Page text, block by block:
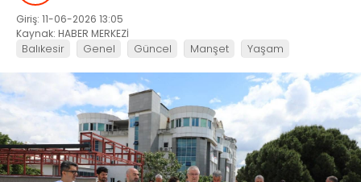
Giriş: 11-06-2026 13:05
Kaynak: HABER MERKEZİ
Balıkesir Genel Güncel Manşet Yaşam